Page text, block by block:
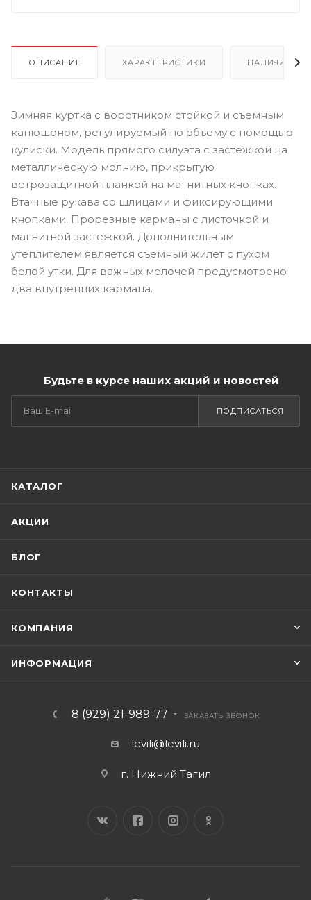
ОПИСАНИЕ ХАРАКТЕРИСТИКИ НАЛИЧИЕ
Зимняя куртка с воротником стойкой и съемным
капюшоном, регулируемый по объему с помощью
кулиски. Модель прямого силуэта с застежкой на
металлическую молнию, прикрытую
ветрозащитной планкой на магнитных кнопках.
Втачные рукава со шлицами и фиксирующими
кнопками. Прорезные карманы с листочкой и
магнитной застежкой. Дополнительным
утеплителем является съемный жилет с пухом
белой утки. Для важных мелочей предусмотрено
два внутренних кармана.
Будьте в курсе наших акций и новостей
ПОДПИСАТЬСЯ
КАТАЛОГ
АКЦИИ
БЛОГ
КОНТАКТЫ
КОМПАНИЯ
ИНФОРМАЦИЯ
8 (929) 21-989-77 ЗАКАЗАТЬ ЗВОНОК
levili@levili.ru
г. Нижний Тагил